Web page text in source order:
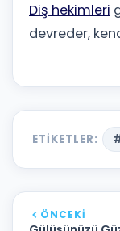
Diş hekimleri
devreder,
ETIKETLER:
ÖNCEKI